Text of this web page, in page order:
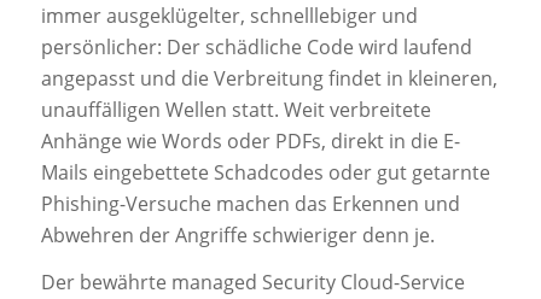
immer ausgeklügelter, schnelllebiger und
persönlicher: Der schädliche Code wird laufend
angepasst und die Verbreitung findet in kleineren,
unauffälligen Wellen statt. Weit verbreitete
Anhänge wie Words oder PDFs, direkt in die E-
Mails eingebettete Schadcodes oder gut getarnte
Phishing-Versuche machen das Erkennen und
Abwehren der Angriffe schwieriger denn je.
Der bewährte managed Security Cloud-Service